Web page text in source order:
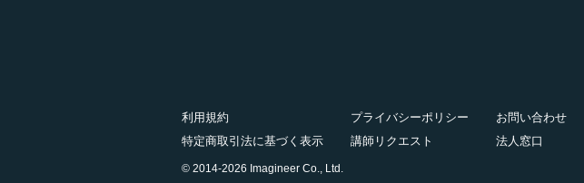
利用規約 プライバシーポリシー お問い合わせ
特定商取引法に基づく表示
講師リクエスト 法人窓口
© 2014-2026 Imagineer Co., Ltd.